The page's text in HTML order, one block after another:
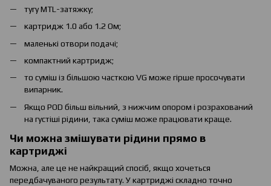
тугу MTL-затяжку;
картридж 1.0 або 1.2 Ом;
маленькі отвори подачі;
компактний картридж;
то суміш із більшою часткою VG може гірше просочувати
випарник.
Якщо POD більш вільний, з нижчим опором і розрахований
на густіші рідини, така суміш може працювати краще.
Чи можна змішувати рідини прямо в
картриджі
Можна, але це не найкращий спосіб, якщо хочеться
передбачуваного результату. У картриджі складно точно